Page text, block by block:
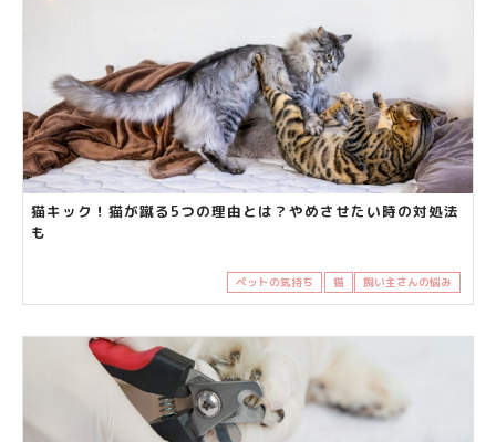
猫キック！猫が蹴る5つの理由とは？やめさせたい時の対処法
も
ペットの気持ち 猫 飼い主さんの悩み